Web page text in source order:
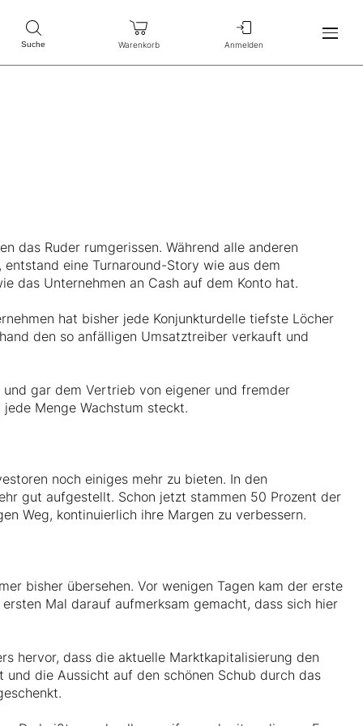
Suche Warenkorb Anmelden
das Ruder rumgerissen. Während alle anderen
eine Turnaround-Story wie aus dem
das Unternehmen an Cash auf dem Konto hat.
hat bisher jede Konjunkturdelle tiefste Löcher
den so anfälligen Umsatztreiber verkauft und
gar dem Vertrieb von eigener und fremder
Menge Wachstum steckt.
noch einiges mehr zu bieten. In den
gut aufgestellt. Schon jetzt stammen 50 Prozent der
Weg, kontinuierlich ihre Margen zu verbessern.
bisher übersehen. Vor wenigen Tagen kam der erste
Mal darauf aufmerksam gemacht, dass sich hier
hervor, dass die aktuelle Marktkapitalisierung den
die Aussicht auf den schönen Schub durch das